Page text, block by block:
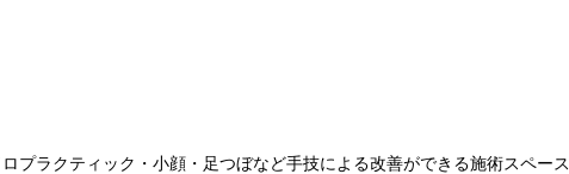
プラクティック・小顔・足つぼなど手技による改善ができる施術スペース